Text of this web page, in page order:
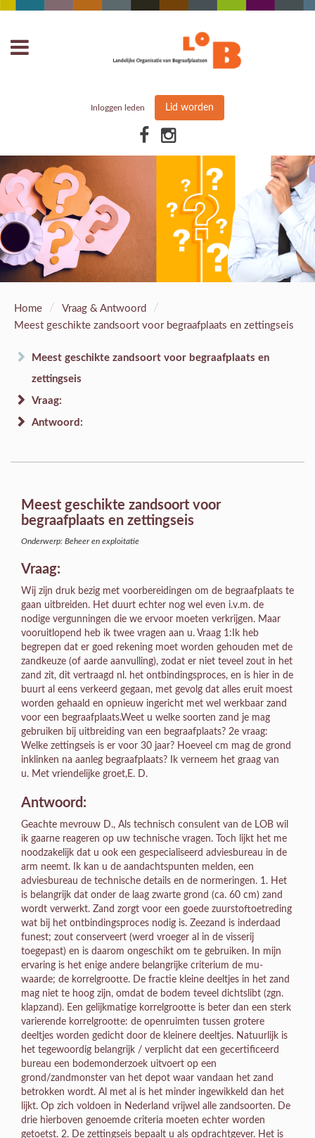
Inloggen leden Lid worden
Home / Vraag & Antwoord /
Meest geschikte zandsoort voor begraafplaats en zettingseis
Meest geschikte zandsoort voor begraafplaats en
zettingseis
Vraag:
Antwoord:
Meest geschikte zandsoort voor
begraafplaats en zettingseis
Onderwerp: Beheer en exploitatie
Vraag:
Wij zijn druk bezig met voorbereidingen om de begraafplaats te
gaan uitbreiden. Het duurt echter nog wel even i.v.m. de
nodige vergunningen die we ervoor moeten verkrijgen. Maar
vooruitlopend heb ik twee vragen aan u. Vraag 1:Ik heb
begrepen dat er goed rekening moet worden gehouden met de
zandkeuze (of aarde aanvulling), zodat er niet teveel zout in het
zand zit, dit vertraagd nl. het ontbindingsproces, en is hier in de
buurt al eens verkeerd gegaan, met gevolg dat alles eruit moest
worden gehaald en opnieuw ingericht met wel werkbaar zand
voor een begraafplaats.Weet u welke soorten zand je mag
gebruiken bij uitbreiding van een begraafplaats? 2e vraag:
Welke zettingseis is er voor 30 jaar? Hoeveel cm mag de grond
inklinken na aanleg begraafplaats? Ik verneem het graag van
u. Met vriendelijke groet,E. D.
Antwoord:
Geachte mevrouw D., Als technisch consulent van de LOB wil
ik gaarne reageren op uw technische vragen. Toch lijkt het me
noodzakelijk dat u ook een gespecialiseerd adviesbureau in de
arm neemt. Ik kan u de aandachtspunten melden, een
adviesbureau de technische details en de normeringen. 1. Het
is belangrijk dat onder de laag zwarte grond (ca. 60 cm) zand
wordt verwerkt. Zand zorgt voor een goede zuurstoftoetreding
wat bij het ontbindingsproces nodig is. Zeezand is inderdaad
funest; zout conserveert (werd vroeger al in de visserij
toegepast) en is daarom ongeschikt om te gebruiken. In mijn
ervaring is het enige andere belangrijke criterium de mu-
waarde; de korrelgrootte. De fractie kleine deeltjes in het zand
mag niet te hoog zijn, omdat de bodem teveel dichtslibt (zgn.
klapzand). Een gelijkmatige korrelgrootte is beter dan een sterk
varierende korrelgrootte: de openruimten tussen grotere
deeltjes worden gedicht door de kleinere deeltjes. Natuurlijk is
het tegewoordig belangrijk / verplicht dat een gecertificeerd
bureau een bodemonderzoek uitvoert op een
grond/zandmonster van het depot waar vandaan het zand
betrokken wordt. Al met al is het minder ingewikkeld dan het
lijkt. Op zich voldoen in Nederland vrijwel alle zandsoorten. De
drie hierboven genoemde criteria moeten echter worden
getoetst. 2. De zettingseis bepaalt u als opdrachtgever. Het is